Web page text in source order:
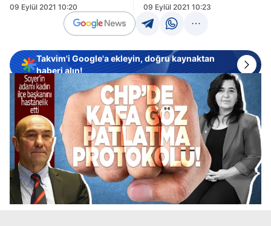
09 Eylül 2021 10:20
09 Eylül 2021 10:23
Takvim'i Google'a ekleyin, doğru kaynaktan
haberi alın!